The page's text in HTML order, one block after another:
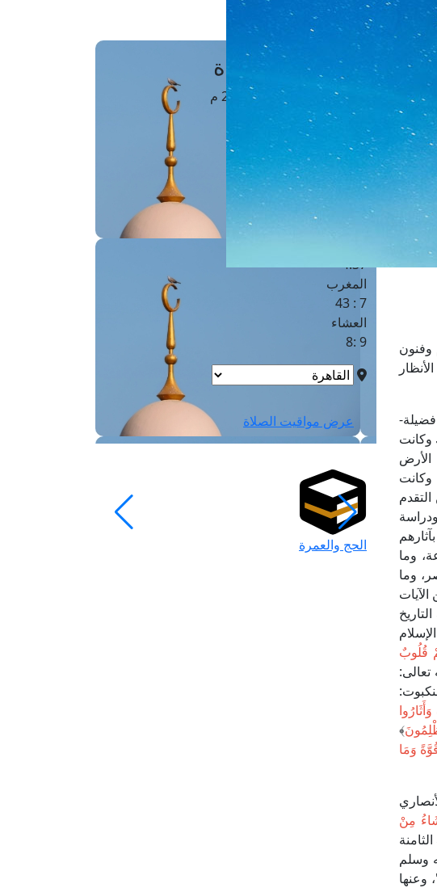
وفنون
وكانت
الأرض
وكانت
وما
وما
قُلُوبٌ
تعالى:
﴾
وَمَا
مِنْ
وسلم
وعنها
الفتوى الهاتفية
مَواقِيتُ الصَّـــلاة
القاهرة · 08 أغسطس 2026 م
4 :42
الشروق
6 :18
4:37
المغرب
7 : 43
العشاء
9 :8
عرض مواقيت الصلاة
الحج والعمرة